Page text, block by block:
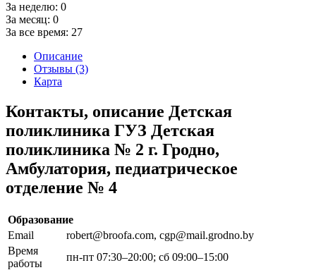
За неделю: 0
За месяц: 0
За все время: 27
Описание
Отзывы (3)
Карта
Контакты, описание Детская
поликлиника ГУЗ Детская
поликлиника № 2 г. Гродно,
Амбулатория, педиатрическое
отделение № 4
Образование
Email
robert@broofa.com, cgp@mail.grodno.by
Время
работы
пн-пт 07:30–20:00; сб 09:00–15:00